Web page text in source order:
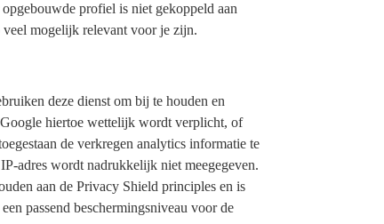
profiel is niet gekoppeld aan
veel mogelijk relevant voor je zijn.
deze dienst om bij te houden en
hiertoe wettelijk wordt verplicht, of
de verkregen analytics informatie te
adres wordt nadrukkelijk niet meegegeven.
aan de Privacy Shield principles en is
passend beschermingsniveau voor de